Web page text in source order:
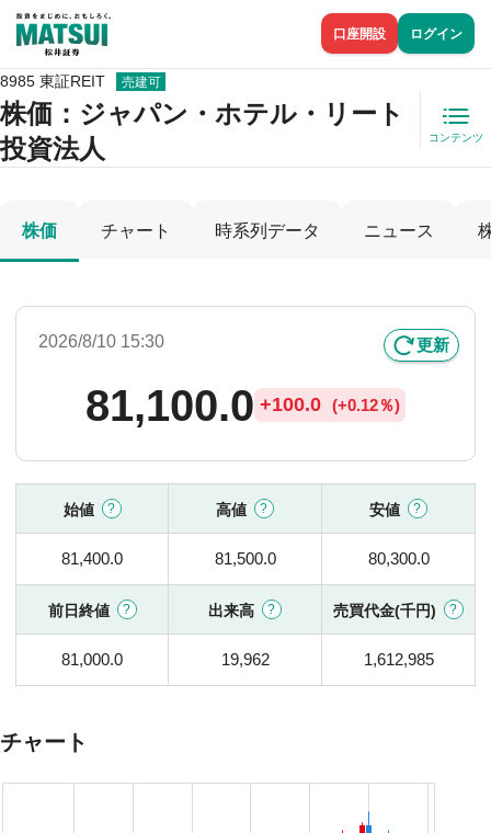
口座開設 ログイン
8985 東証REIT 売建可
株価 ：ジャパン・ホテル・リート
投資法人
コンテンツ
株価 チャート 時系列データ ニュース
2026/8/10 15:30 更新
81,100.0 +100.0 (+0.12％)
始値 高値 安値
81,400.0 81,500.0 80,300.0
前日終値 出来高 売買代金(千円)
81,000.0 19,962 1,612,985
チャート